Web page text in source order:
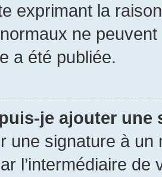
exprimant la
ne
a été publiée.
je ajouter une
une signature à un
l’intermédiaire